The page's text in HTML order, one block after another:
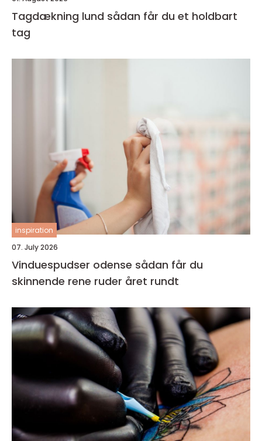
Tagdækning lund sådan får du et holdbart
tag
inspiration
07. July 2026
Vinduespudser odense sådan får du
skinnende rene ruder året rundt